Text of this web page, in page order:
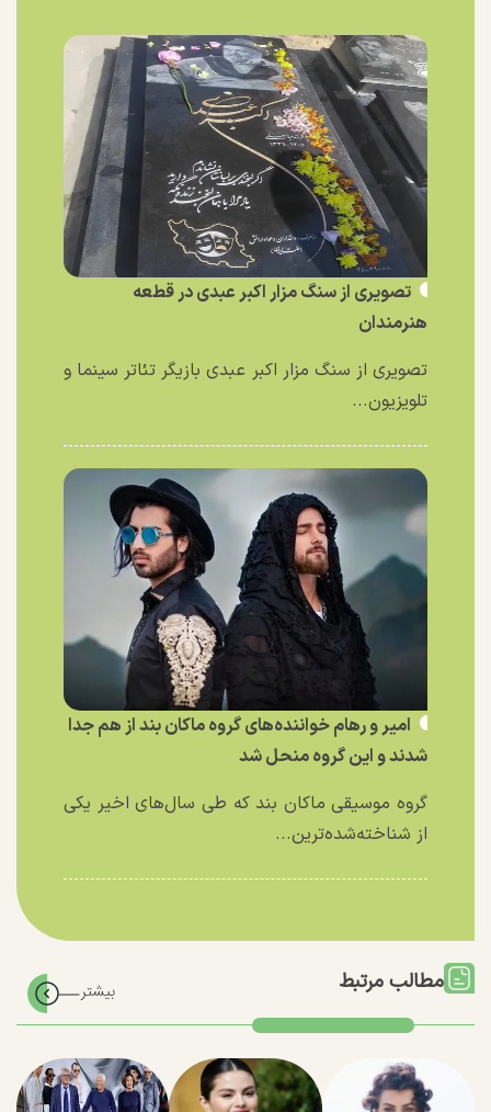
تصویری از سنگ مزار اکبر عبدی در قطعه
هنرمندان
تصویری از سنگ مزار اکبر عبدی بازیگر تئاتر سینما و
تلویزیون...
امیر و رهام خواننده‌های گروه ماکان بند از هم جدا
شدند و این گروه منحل شد
گروه موسیقی ماکان بند که طی سال‌های اخیر یکی
از شناخته‌شده‌ترین...
مطالب مرتبط